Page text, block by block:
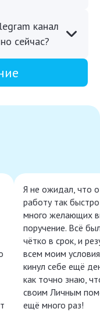
канал
сейчас?
Я не ожидал, что
работу так
много желающих
поручение. Всё
чётко в срок, и
всем моим
кинул себе ещё
как точно знаю,
своим Личным
ещё много раз!